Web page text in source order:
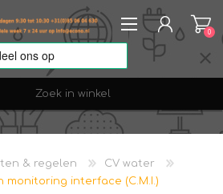
0
& regelen
CV water
monitoring interface (C.M.I.)